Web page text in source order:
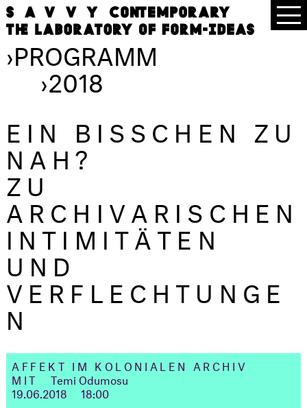
›PROGRAMM
›2018
EIN BISSCHEN ZU
NAH?
ZU
ARCHIVARISCHEN
INTIMITÄTEN
UND
VERFLECHTUNGE
N
AFFEKT IM KOLONIALEN ARCHIV
MIT
Temi Odumosu
19.06.2018 18:00